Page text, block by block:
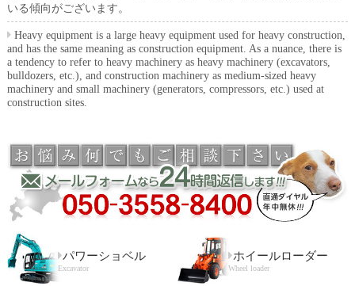
パワーショベル
Excavator
ホイールローダー
Wheel loader
いる傾向がございます。
Heavy equipment is a large heavy equipment used for heavy construction,
and has the same meaning as construction equipment. As a nuance, there is
a tendency to refer to heavy machinery as heavy machinery (excavators,
bulldozers, etc.), and construction machinery as medium-sized heavy
machinery and small machinery (generators, compressors, etc.) used at
construction sites.